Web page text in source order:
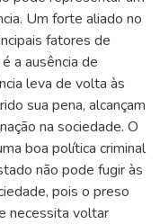
Um forte aliado no
fatores de
a ausência de
leva de volta às
sua pena, alcançam
na sociedade. O
boa política criminal
não pode fugir às
pois o preso
necessita voltar